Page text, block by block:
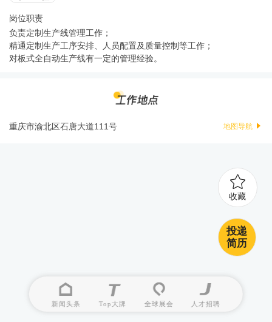
岗位职责
负责定制生产线管理工作；
精通定制生产工序安排、人员配置及质量控制等工作；
对板式全自动生产线有一定的管理经验。
重庆市渝北区石唐大道111号 地图导航
新闻头条 Top大牌 全球展会 人才招聘
收藏
投递
简历